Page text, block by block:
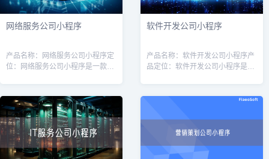
网络服务公司小程序
产品名称：网络服务公司小程序定
位：网络服务公司小程序是一款针
工具，旨在帮助公司提高效率、增
强客户体验
软件开发公司小程序
产品名称：软件开发公司小程序产
品定位：软件开发公司小程序是一
效率和客户管理能力。通过该小程